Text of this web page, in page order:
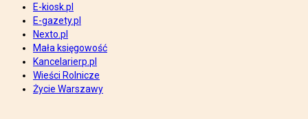
E-kiosk.pl
E-gazety.pl
Nexto.pl
Mała księgowość
Kancelarierp.pl
Wieści Rolnicze
Życie Warszawy